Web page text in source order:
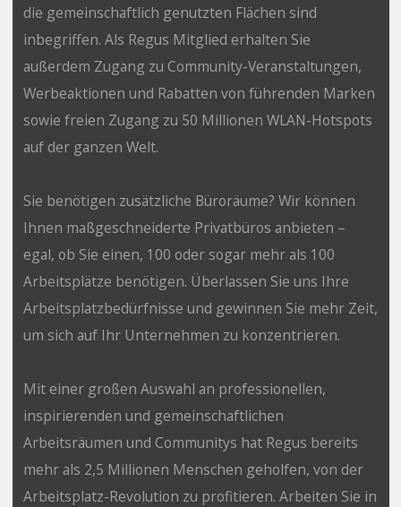
die gemeinschaftlich genutzten Flächen sind
inbegriffen. Als Regus Mitglied erhalten Sie
außerdem Zugang zu Community-Veranstaltungen,
Werbeaktionen und Rabatten von führenden Marken
sowie freien Zugang zu 50 Millionen WLAN-Hotspots
auf der ganzen Welt.
Sie benötigen zusätzliche Büroräume? Wir können
Ihnen maßgeschneiderte Privatbüros anbieten –
egal, ob Sie einen, 100 oder sogar mehr als 100
Arbeitsplätze benötigen. Überlassen Sie uns Ihre
Arbeitsplatzbedürfnisse und gewinnen Sie mehr Zeit,
um sich auf Ihr Unternehmen zu konzentrieren.
Mit einer großen Auswahl an professionellen,
inspirierenden und gemeinschaftlichen
Arbeitsräumen und Communitys hat Regus bereits
mehr als 2,5 Millionen Menschen geholfen, von der
Arbeitsplatz-Revolution zu profitieren. Arbeiten Sie in